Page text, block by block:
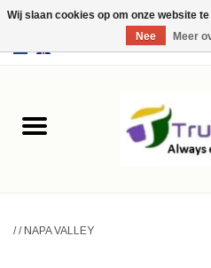
USD
Leer
Merchandise
//NAPA VALLEY
Wij slaan cookies op om onze website
Nee
Meer